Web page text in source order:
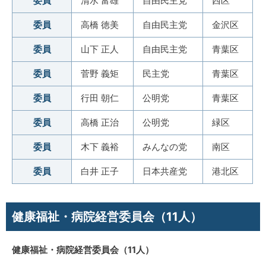
委員 高橋 徳美 自由民主党 金沢区
委員 山下 正人 自由民主党 青葉区
委員 菅野 義矩 民主党 青葉区
委員 行田 朝仁 公明党 青葉区
委員 高橋 正治 公明党 緑区
委員 木下 義裕 みんなの党 南区
委員 白井 正子 日本共産党 港北区
健康福祉・病院経営委員会（11人）
健康福祉・病院経営委員会（11人）